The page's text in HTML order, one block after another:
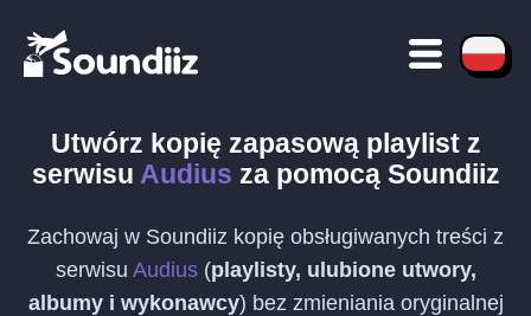
Utwórz kopię zapasową playlist z
serwisu Audius za pomocą Soundiiz
Zachowaj w Soundiiz kopię obsługiwanych treści z
serwisu Audius(playlisty, ulubione utwory,
albumy i wykonawcy) bez zmieniania oryginalnej